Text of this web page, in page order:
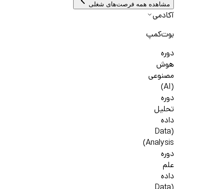
مشاهده همه فرصت‌های شغلی
آکادمی
بوت‌کمپ
دوره
هوش
مصنوعی
(AI)
دوره
تحلیل
داده
(Data
Analysis)
دوره
علم
داده